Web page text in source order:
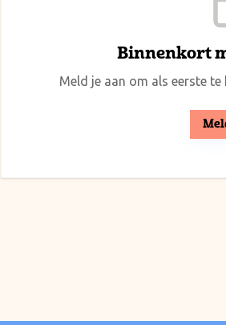
Binnenkort
Meld je aan om als eerste